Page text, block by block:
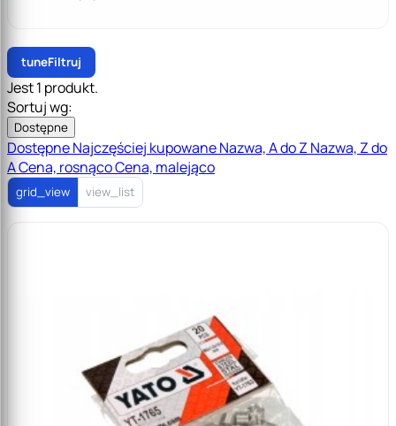
tuneFiltruj
Jest 1 produkt.
Sortuj wg:
Dostępne
DostępneNajczęściej kupowaneNazwa, A do Z Nazwa, Z do
ACena, rosnącoCena, malejąco
grid_view view_list